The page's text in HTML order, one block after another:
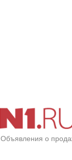
Объявления о